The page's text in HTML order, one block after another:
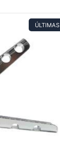
ÚLTIMAS